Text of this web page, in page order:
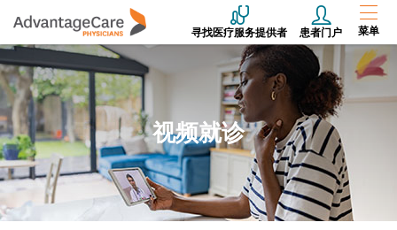
寻找医疗服务提供者 患者门户 菜单
视频就诊